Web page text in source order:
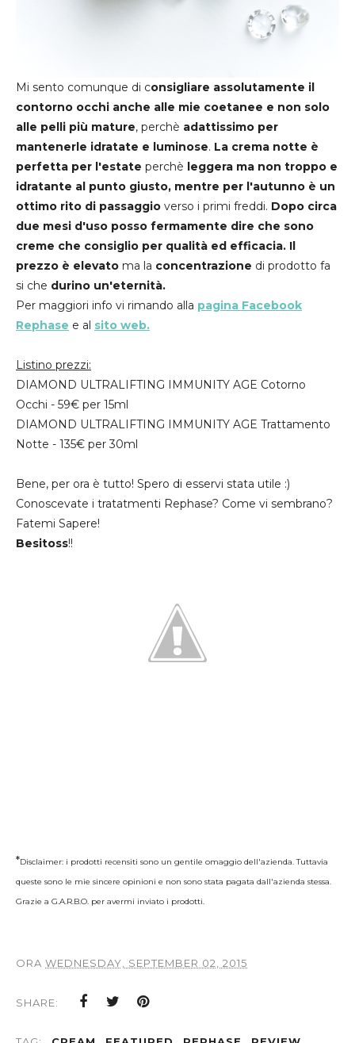
Mi sento comunque di consigliare assolutamente il
contorno occhi anche alle mie coetanee e non solo
alle pelli più mature, perchè adattissimo per
mantenerle idratate e luminose. La crema notte è
perfetta per l'estate perchè leggera ma non troppo e
idratante al punto giusto, mentre per l'autunno è un
ottimo rito di passaggio verso i primi freddi. Dopo circa
due mesi d'uso posso fermamente dire che sono
creme che consiglio per qualità ed efficacia. Il
prezzo è elevato ma la concentrazione di prodotto fa
si che durino un'eternità.
Per maggiori info vi rimando alla pagina Facebook
Rephase e al sito web.
Listino prezzi:
DIAMOND ULTRALIFTING IMMUNITY AGE Cotorno
Occhi - 59€ per 15ml
DIAMOND ULTRALIFTING IMMUNITY AGE Trattamento
Notte - 135€ per 30ml
Bene, per ora è tutto! Spero di esservi stata utile :)
Conoscevate i tratatmenti Rephase? Come vi sembrano?
Fatemi Sapere!
Besitoss!!
*Disclaimer: i prodotti recensiti sono un gentile omaggio dell'azienda. Tuttavia
queste sono le mie sincere opinioni e non sono stata pagata dall'azienda stessa.
Grazie a G.A.R.B.O. per avermi inviato i prodotti.
ORA WEDNESDAY, SEPTEMBER 02, 2015
SHARE: